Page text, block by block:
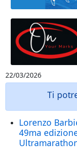
22/03/2026
Ti
Lorenzo
49ma